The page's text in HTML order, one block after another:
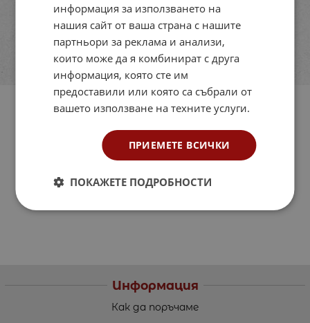
Информация
Как да поръчаме
информация за използването на
нашия сайт от ваша страна с нашите
партньори за реклама и анализи,
които може да я комбинират с друга
информация, която сте им
предоставили или която са събрали от
вашето използване на техните услуги.
ПРИЕМЕТЕ ВСИЧКИ
ПОКАЖЕТЕ ПОДРОБНОСТИ